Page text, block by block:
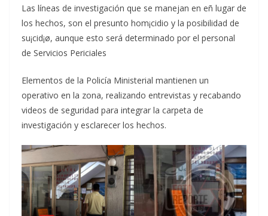
Las líneas de investigación que se manejan en eñ lugar de
los hechos, son el presunto hom¡cidio y la posibilidad de
su¡cid¡ø, aunque esto será determinado por el personal
de Servicios Periciales
Elementos de la Policía Ministerial mantienen un
operativo en la zona, realizando entrevistas y recabando
videos de seguridad para integrar la carpeta de
investigación y esclarecer los hechos.